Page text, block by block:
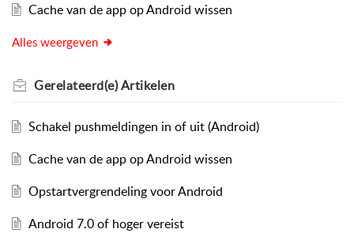
Cache van de app op Android wissen
Alles weergeven
Gerelateerd(e)Artikelen
Schakel pushmeldingen in of uit (Android)
Cache van de app op Android wissen
Opstartvergrendeling voor Android
Android 7.0 of hoger vereist